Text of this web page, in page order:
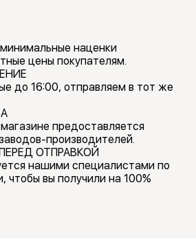
наценки
цены покупателям.
до 16:00, отправляем в тот же
предоставляется
производителей.
ОТПРАВКОЙ
нашими специалистами по
чтобы вы получили на 100%